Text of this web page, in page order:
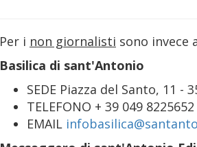
Per i non giornalisti sono
Basilica di sant'Antonio
SEDE Piazza del Santo, 11 -
TELEFONO + 39 049 8225652
EMAIL